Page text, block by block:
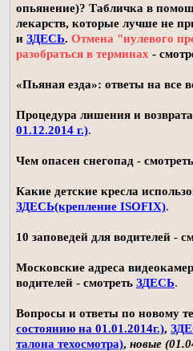
опьянение)? Табличка в
лекарств, которые лучше не
и ЗДЕСЬ. Отмена "нулевого
разобраться в терминах -
«Пьяная езда»: ответы на все
Процедура лишения и
01.12.2014 г.).
Чем опасен снегопад - смотреть
Какие детские кресла
ЗДЕСЬ(крепление ISOFIX).
10 заповедей для водителей -
Московские адреса
водителей - смотреть ЗДЕСЬ.
Вопросы и ответы по новому
состоянию на 01.01.2014г.),
талона техосмотра), новые